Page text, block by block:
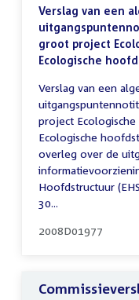
Verslag van een
groot project
Ecologische
Verslag van een
project
Ecologische
overleg over de
Hoofdstructuur
30...
2008D01977